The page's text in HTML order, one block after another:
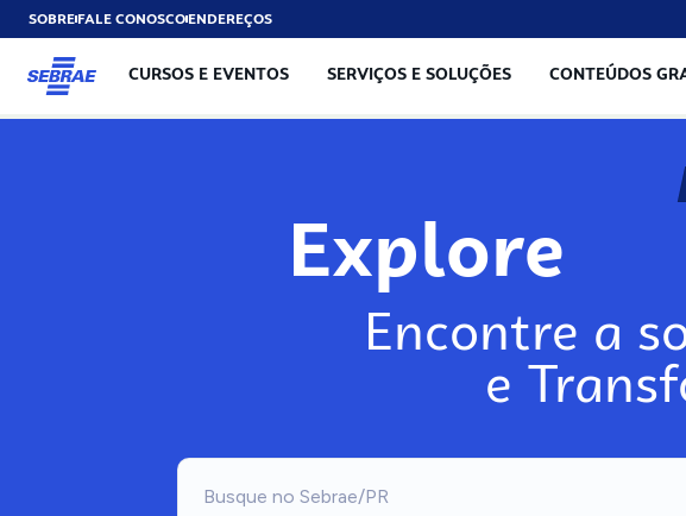
SOBREFALE CONOSCOENDEREÇOS
CURSOS E EVENTOS SERVIÇOS E SOLUÇÕES CONTEÚDOS
Explore
Encontre a
e